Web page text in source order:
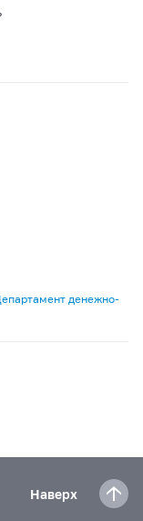
денежно-
Наверх